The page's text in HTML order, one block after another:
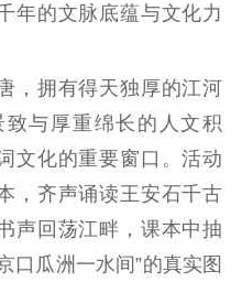
装
科
知
成果集萃
资料下载
传
年的文脉底蕴与文化力
拥有得天独厚的江河
与厚重绵长的人文积
文化的重要窗口。活动
，齐声诵读王安石千古
声回荡江畔，课本中抽
口瓜洲一水间”的真实图